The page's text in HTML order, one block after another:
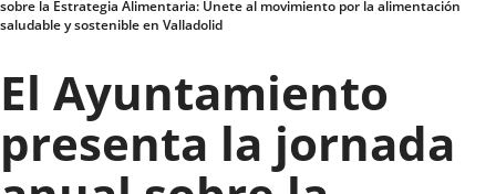
de
Valladolid
sobre la Estrategia Alimentaria: Únete al movimiento por la alimentación
saludable y sostenible en Valladolid
El Ayuntamiento
presenta la jornada